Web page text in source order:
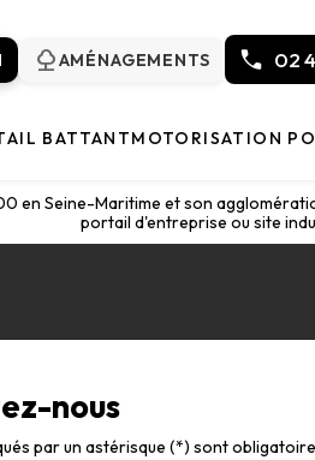
natureAMÉNAGEMENTS 02
BATTANTMOTORISATION
en Seine-Maritime et son
portail d'entreprise ou site
nous
par un astérisque (*) sont